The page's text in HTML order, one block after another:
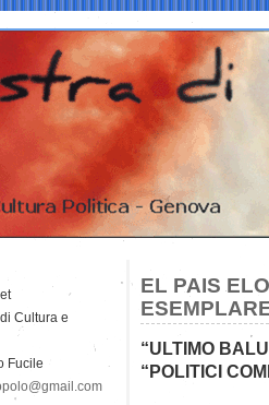
EL PAIS
“ULTIMO
“POLITICI
Cultura e
Fucile